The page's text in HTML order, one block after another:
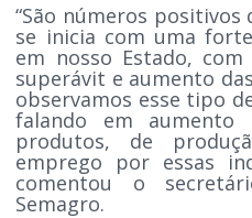
“São números
se inicia com uma
em nosso Estado,
superávit e aumento
observamos esse tipo
falando em aumento
produtos, de
emprego por essas
comentou o
Semagro.